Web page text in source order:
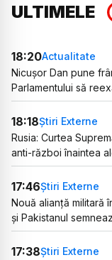
ULTIMELE
18:20Actualitate
Nicușor Dan pune
Parlamentului să
18:18Știri Externe
Rusia: Curtea
anti-război înaintea
17:46Știri Externe
Nouă alianță militară
și Pakistanul
17:38Știri Externe